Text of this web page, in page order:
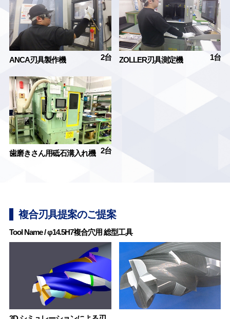
ANCA刃具製作機 2台 ZOLLER刃具測定機 1台
歯磨きさん用砥石溝入れ機 2台
複合刃具提案のご提案
Tool Name / φ14.5H7複合穴用 総型工具